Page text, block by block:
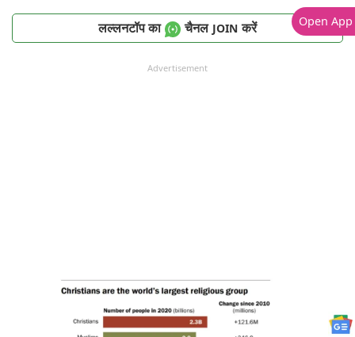
लल्लनटॉप का चैनल JOIN करें
Advertisement
Open App